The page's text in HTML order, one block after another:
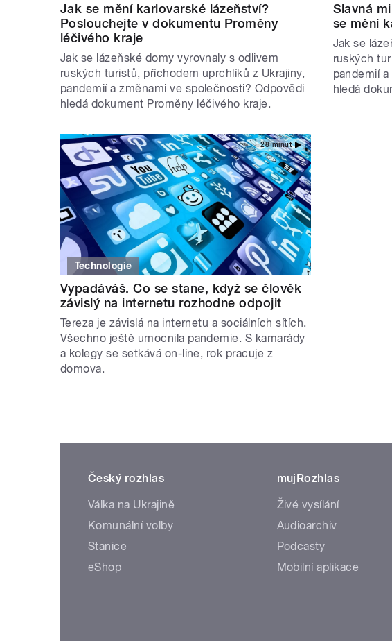
Jak se mění karlovarské lázeňství?
Poslouchejte v dokumentu Proměny
léčivého kraje
Jak se lázeňské domy vyrovnaly s odlivem
ruských turistů, příchodem uprchlíků z Ukrajiny,
pandemií a změnami ve společnosti? Odpovědi
hledá dokument Proměny léčivého kraje.
Slavná
se mění
Jak se
ruských
pandemií
hledá
28 minut
Technologie
Vypadáváš. Co se stane, když se člověk
závislý na internetu rozhodne odpojit
Tereza je závislá na internetu a sociálních sítích.
Všechno ještě umocnila pandemie. S kamarády
a kolegy se setkává on-line, rok pracuje z
domova.
Český rozhlas
Válka na Ukrajině
Komunální volby
Stanice
eShop
mujRozhlas
Živé vysílání
Audioarchiv
Podcasty
Mobilní aplikace